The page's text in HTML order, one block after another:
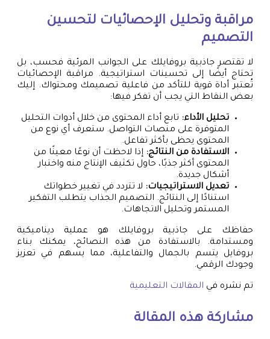
مراقبة وتحليل الإحصائيات لتحسين
التصميم
لا تقتصر جاذبية بروفايلك على الجوانب المرئية فحسب، بل
تحتاج أيضًا إلى تحسينات استراتيجية. مراقبة الإحصائيات
تُعتبر أداة قوية للتأكد من فاعلية تصميمك ومحتواك. إليك
بعض النقاط التي يجب أن تفكر فيها:
تحليل الأداء: تابع أداء المحتوى من خلال أدوات التحليل
المتوفرة على منصات التواصل. ستعرف أي نوع من
المحتوى يحظى بأكثر تفاعل.
الاستفادة من النتائج: إذا لاحظت أن نوعًا معينًا من
المحتوى أكثر جذبًا، حاول تكثيف الإنتاج منه واختبار
أشكال جديدة.
تعديل الاستراتيجيات: لا تتردد في تغيير خطواتك
استنادًا إلى النتائج. التصميم الجذاب يتطلب التفكير
المستمر وتحليل الاتجاهات.
حفاظك على جاذبية بروفايلك هو عملية ديناميكية
ومستدامة. بالاستفادة من هذه النصائح، يمكنك بناء
بروفايل يتسم بالجمال والتفاعلية، مما يسهم في تعزيز
وجودك الرقمي.
تم نشره في المقالات التعليمية
مشاركة هذه المقالة